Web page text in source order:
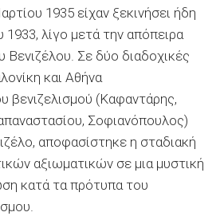
1935 είχαν ξεκινήσει ήδη
1933, λίγο μετά την απόπειρα
Βενιζέλου. Σε δύο διαδοχικές
και Αθήνα
(Καφαντάρης,
Σοφιανόπουλος)
αποφασίστηκε η σταδιακή
αξιωματικών σε μια μυστική
κατά τα πρότυπα του